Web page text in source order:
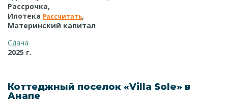
Рассрочка,
Ипотека Рассчитать,
Материнский капитал
Сдача
2025 г.
Коттеджный поселок «Villa Sole» в
Анапе